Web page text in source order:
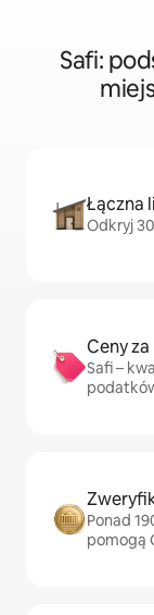
Safi:
Łączna
Odkryj
Ceny
Safi –
Ponad
pomogą